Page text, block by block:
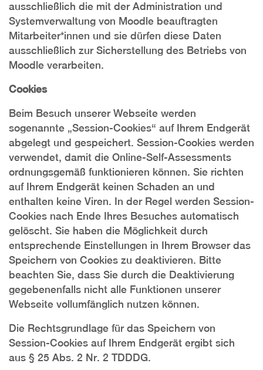
ausschließlich die mit der Administration und
Systemverwaltung von Moodle beauftragten
Mitarbeiter*innen und sie dürfen diese Daten
ausschließlich zur Sicherstellung des Betriebs von
Moodle verarbeiten.
Cookies
Beim Besuch unserer Webseite werden
sogenannte „Session-Cookies“ auf Ihrem Endgerät
abgelegt und gespeichert. Session-Cookies werden
verwendet, damit die Online-Self-Assessments
ordnungsgemäß funktionieren können. Sie richten
auf Ihrem Endgerät keinen Schaden an und
enthalten keine Viren. In der Regel werden Session-
Cookies nach Ende Ihres Besuches automatisch
gelöscht. Sie haben die Möglichkeit durch
entsprechende Einstellungen in Ihrem Browser das
Speichern von Cookies zu deaktivieren. Bitte
beachten Sie, dass Sie durch die Deaktivierung
gegebenenfalls nicht alle Funktionen unserer
Webseite vollumfänglich nutzen können.
Die Rechtsgrundlage für das Speichern von
Session-Cookies auf Ihrem Endgerät ergibt sich
aus § 25 Abs. 2 Nr. 2 TDDDG.